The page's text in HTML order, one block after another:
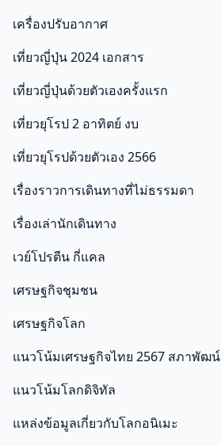
เครื่องปรับอากาศ
เที่ยวญี่ปุ่น 2024 เอกสาร
เที่ยวญี่ปุ่นด้วยตัวเองครั้งแรก
เที่ยวยุโรป 2 อาทิตย์ งบ
เที่ยวยุโรปด้วยตัวเอง 2566
เรื่องราวการเดินทางที่ไม่ธรรมดา
เรื่องเล่านักเดินทาง
เวย์โปรตีน กี่แคล
เศรษฐกิจชุมชน
เศรษฐกิจโลก
แนวโน้มเศรษฐกิจไทย 2567 สภาพัฒน์
แนวโน้มโลกดิจิทัล
แหล่งข้อมูลเกี่ยวกับโลกอนิเมะ